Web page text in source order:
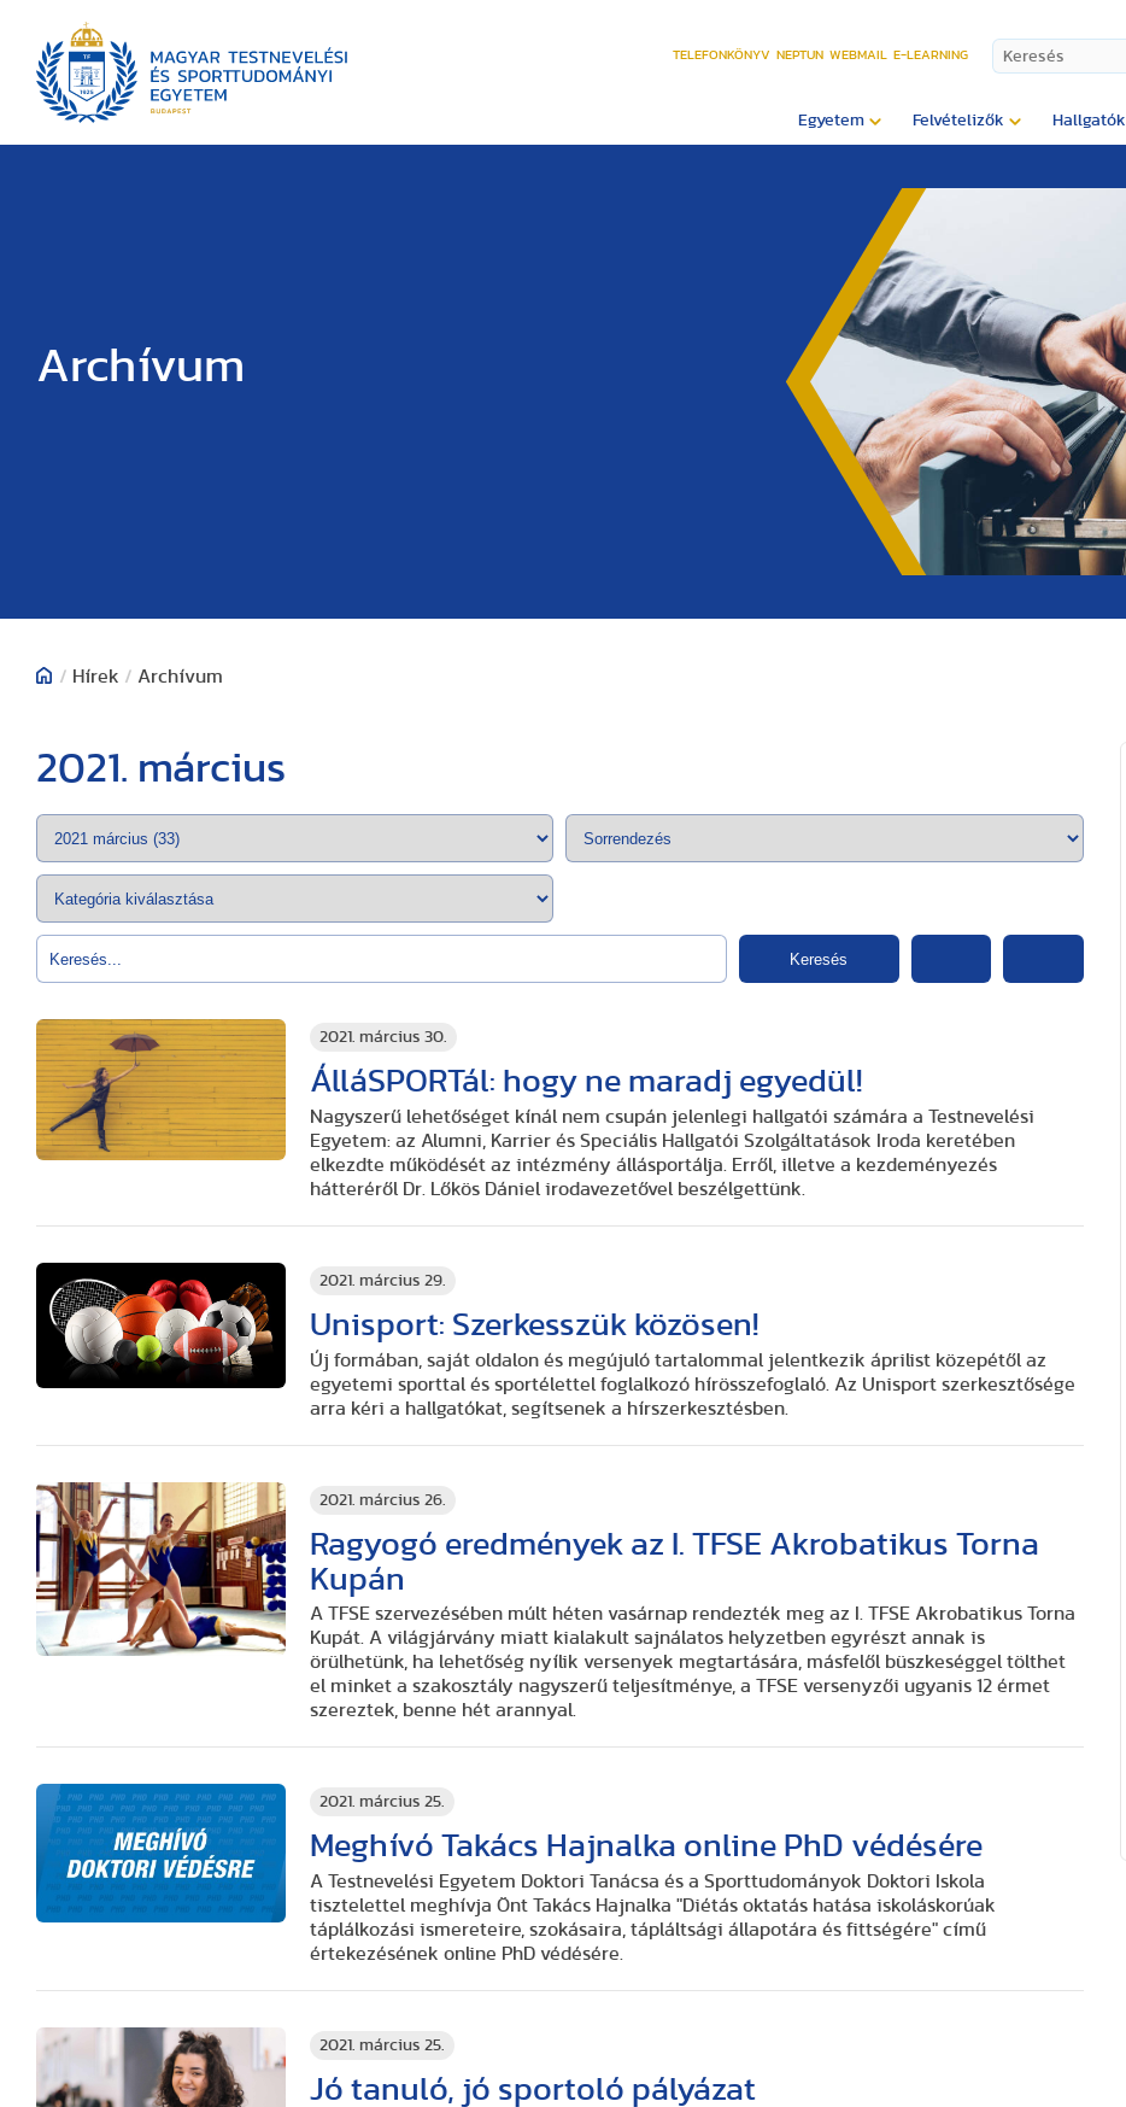
TELEFONKÖNYV NEPTUN WEBMAIL E-LEARNING
Egyetem Felvételizők Hallgatók
Archívum
/ Hírek / Archívum
2021. március
Keresés
2021. március 30.
ÁlláSPORTál: hogy ne maradj egyedül!
Nagyszerű lehetőséget kínál nem csupán jelenlegi hallgatói számára a Testnevelési
Egyetem: az Alumni, Karrier és Speciális Hallgatói Szolgáltatások Iroda keretében
elkezdte működését az intézmény állásportálja. Erről, illetve a kezdeményezés
hátteréről Dr. Lőkös Dániel irodavezetővel beszélgettünk.
2021. március 29.
Unisport: Szerkesszük közösen!
Új formában, saját oldalon és megújuló tartalommal jelentkezik áprilist közepétől az
egyetemi sporttal és sportélettel foglalkozó hírösszefoglaló. Az Unisport szerkesztősége
arra kéri a hallgatókat, segítsenek a hírszerkesztésben.
2021. március 26.
Ragyogó eredmények az I. TFSE Akrobatikus Torna
Kupán
A TFSE szervezésében múlt héten vasárnap rendezték meg az I. TFSE Akrobatikus Torna
Kupát. A világjárvány miatt kialakult sajnálatos helyzetben egyrészt annak is
örülhetünk, ha lehetőség nyílik versenyek megtartására, másfelől büszkeséggel tölthet
el minket a szakosztály nagyszerű teljesítménye, a TFSE versenyzői ugyanis 12 érmet
szereztek, benne hét arannyal.
2021. március 25.
Meghívó Takács Hajnalka online PhD védésére
A Testnevelési Egyetem Doktori Tanácsa és a Sporttudományok Doktori Iskola
tisztelettel meghívja Önt Takács Hajnalka "Diétás oktatás hatása iskoláskorúak
táplálkozási ismereteire, szokásaira, tápláltsági állapotára és fittségére" című
értekezésének online PhD védésére.
2021. március 25.
Jó tanuló, jó sportoló pályázat